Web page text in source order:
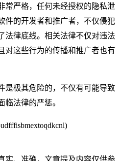
常严格，任何未经授权的隐私泄
件的开发者和推广者，不仅侵犯
法律底线。相关法律不仅对违法
对这些行为的传播和推广者也有
是极其危险的，不仅有可能导致
临法律的严惩。
实、准确，文章提及内容仅供参